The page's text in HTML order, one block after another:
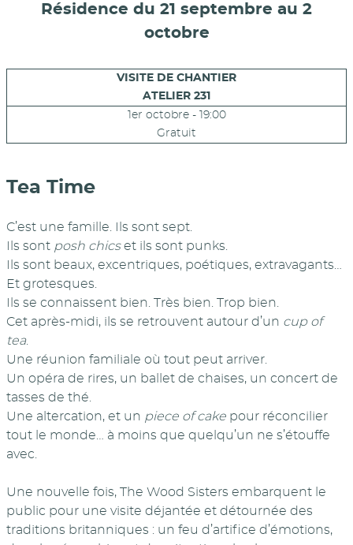
Résidence du 21 septembre au 2
octobre
VISITE DE CHANTIER
ATELIER 231
1er octobre - 19:00
Gratuit
Tea Time
C’est une famille. Ils sont sept.
Ils sont posh chicset ils sont punks.
Ils sont beaux, excentriques, poétiques, extravagants…
Et grotesques.
Ils se connaissent bien. Très bien. Trop bien.
Cet après-midi, ils se retrouvent autour d’un cup of
tea.
Une réunion familiale où tout peut arriver.
Un opéra de rires, un ballet de chaises, un concert de
tasses de thé.
Une altercation, et un piece of cake pour réconcilier
tout le monde… à moins que quelqu’un ne s’étouffe
avec.
Une nouvelle fois, The Wood Sisters embarquent le
public pour une visite déjantée et détournée des
traditions britanniques : un feu d’artifice d’émotions,